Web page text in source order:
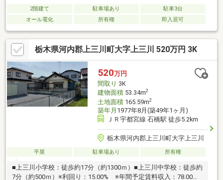
2階建て 駐車場あり
駐車3台
オール電化
所有権 即入居可
栃木県河内郡上三川町大字上三川 520万円 3K
520万円
間取り 3K
建物面積53.34m2
土地面積165.59m2
築年月 1977年8月(築49年1ヶ月)
ＪＲ宇都宮線 石橋駅 徒歩5.2km
栃木県河内郡上三川町大字上三川
平屋 駐車場あり 所有権
■上三川小学校：徒歩約17分（約1300ｍ）■上三川中学校：徒歩約
7分（約500ｍ）※利回り：15.00% ※年間予定賃料収入：78.00万